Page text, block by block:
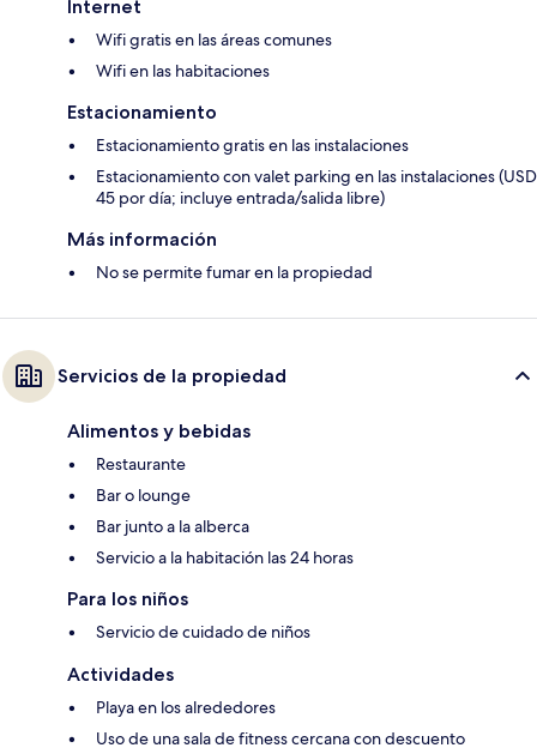
Internet
Wifi gratis en las áreas comunes
Wifi en las habitaciones
Estacionamiento
Estacionamiento gratis en las instalaciones
Estacionamiento con valet parking en las instalaciones (USD
45 por día; incluye entrada/salida libre)
Más información
No se permite fumar en la propiedad
Servicios de la propiedad
Alimentos y bebidas
Restaurante
Bar o lounge
Bar junto a la alberca
Servicio a la habitación las 24 horas
Para los niños
Servicio de cuidado de niños
Actividades
Playa en los alrededores
Uso de una sala de fitness cercana con descuento